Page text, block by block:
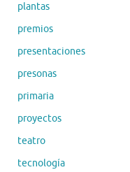
plantas
premios
presentaciones
presonas
primaria
proyectos
teatro
tecnología